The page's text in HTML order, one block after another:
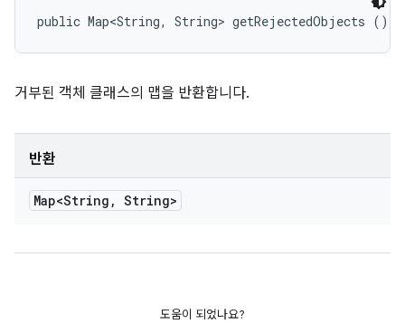
public Map<String, String> getRejectedObjects ()
거부된 객체 클래스의 맵을 반환합니다.
반환
Map<String , String>
도움이 되었나요?